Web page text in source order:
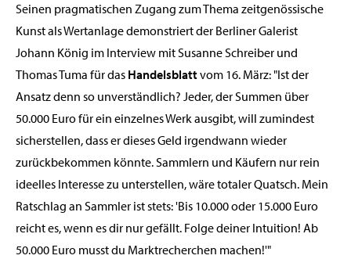
Seinen pragmatischen Zugang zum Thema zeitgenössische
Kunst als Wertanlage demonstriert der Berliner Galerist
Johann König im Interview mit Susanne Schreiber und
Thomas Tuma für das Handelsblattvom 16. März: "Ist der
Ansatz denn so unverständlich? Jeder, der Summen über
50.000 Euro für ein einzelnes Werk ausgibt, will zumindest
sicherstellen, dass er dieses Geld irgendwann wieder
zurückbekommen könnte. Sammlern und Käufern nur rein
ideelles Interesse zu unterstellen, wäre totaler Quatsch. Mein
Ratschlag an Sammler ist stets: 'Bis 10.000 oder 15.000 Euro
reicht es, wenn es dir nur gefällt. Folge deiner Intuition! Ab
50.000 Euro musst du Marktrecherchen machen!'"